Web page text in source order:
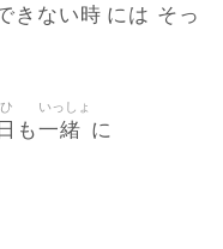
きない時 には そっ
日
ひ
も一緒
いっしょ
に